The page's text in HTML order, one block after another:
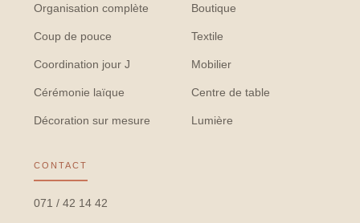
Organisation complète
Coup de pouce
Coordination jour J
Cérémonie laïque
Décoration sur mesure
Boutique
Textile
Mobilier
Centre de table
Lumière
CONTACT
071 / 42 14 42